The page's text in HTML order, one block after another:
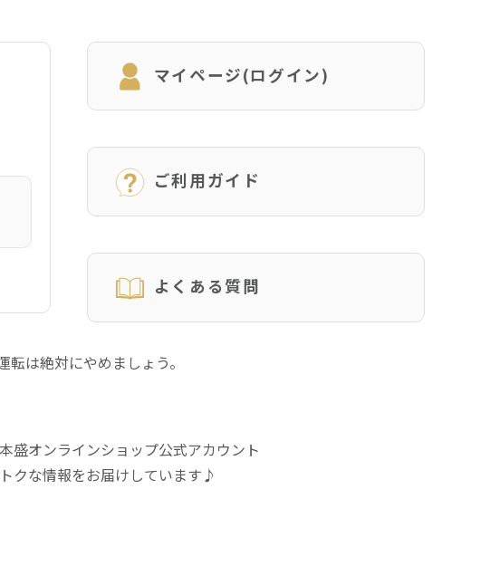
マイページ(ログイン)
ご利用ガイド
よくある質問
は絶対にやめましょう。
盛オンラインショップ公式アカウント
クな情報をお届けしています♪